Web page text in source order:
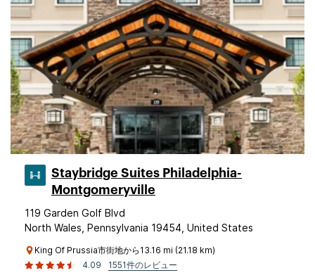
Staybridge Suites Philadelphia-
Montgomeryville
119 Garden Golf Blvd
North Wales, Pennsylvania 19454, United States
King Of Prussia市街地から13.16 mi (21.18 km)
4.09
1551件のレビュー